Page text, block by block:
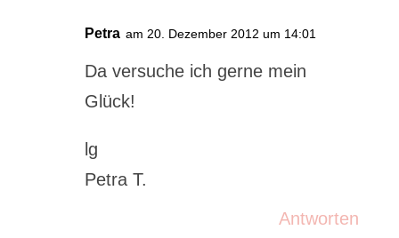
Petra am 20. Dezember 2012 um 14:01
Da versuche ich gerne mein
Glück!
lg
Petra T.
Antworten